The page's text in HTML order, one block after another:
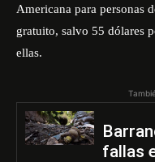
Americana para personas
gratuito, salvo 55 dólares
ellas.
fallas